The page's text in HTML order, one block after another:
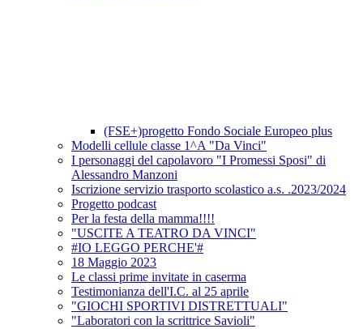
(FSE+)progetto Fondo Sociale Europeo plus
Modelli cellule classe 1^A "Da Vinci"
I personaggi del capolavoro "I Promessi Sposi" di
Alessandro Manzoni
Iscrizione servizio trasporto scolastico a.s. .2023/2024
Progetto podcast
Per la festa della mamma!!!!
"USCITE A TEATRO DA VINCI"
#IO LEGGO PERCHE'#
18 Maggio 2023
Le classi prime invitate in caserma
Testimonianza dell'I.C. al 25 aprile
"GIOCHI SPORTIVI DISTRETTUALI"
"Laboratori con la scrittrice Savioli"